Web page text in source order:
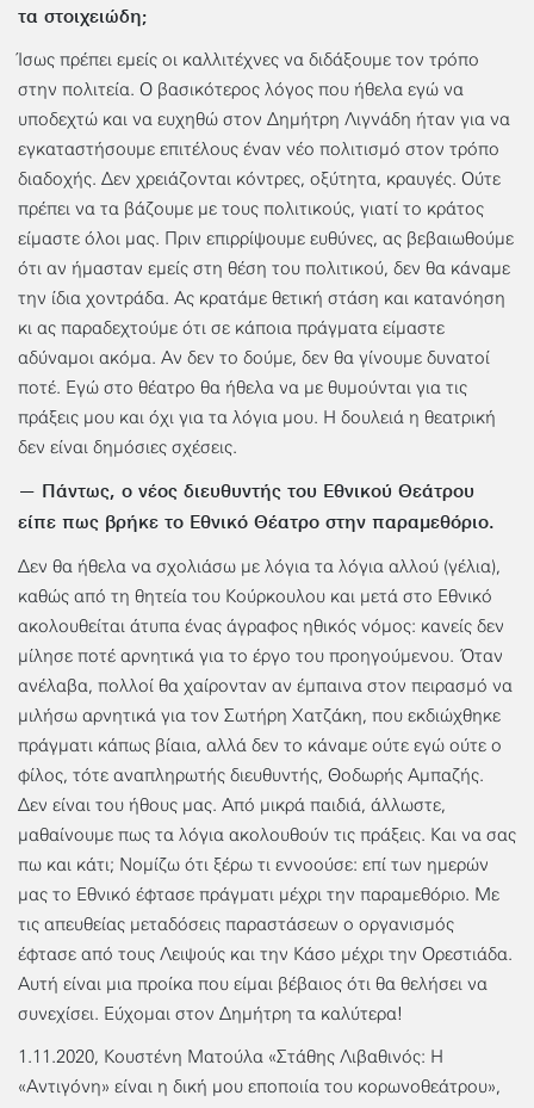
τα στοιχειώδη;
Ίσως πρέπει εμείς οι καλλιτέχνες να διδάξουμε τον τρόπο
στην πολιτεία. Ο βασικότερος λόγος που ήθελα εγώ να
υποδεχτώ και να ευχηθώ στον Δημήτρη Λιγνάδη ήταν για να
εγκαταστήσουμε επιτέλους έναν νέο πολιτισμό στον τρόπο
διαδοχής. Δεν χρειάζονται κόντρες, οξύτητα, κραυγές. Ούτε
πρέπει να τα βάζουμε με τους πολιτικούς, γιατί το κράτος
είμαστε όλοι μας. Πριν επιρρίψουμε ευθύνες, ας βεβαιωθούμε
ότι αν ήμασταν εμείς στη θέση του πολιτικού, δεν θα κάναμε
την ίδια χοντράδα. Ας κρατάμε θετική στάση και κατανόηση
κι ας παραδεχτούμε ότι σε κάποια πράγματα είμαστε
αδύναμοι ακόμα. Αν δεν το δούμε, δεν θα γίνουμε δυνατοί
ποτέ. Εγώ στο θέατρο θα ήθελα να με θυμούνται για τις
πράξεις μου και όχι για τα λόγια μου. Η δουλειά η θεατρική
δεν είναι δημόσιες σχέσεις.
— Πάντως, ο νέος διευθυντής του Εθνικού Θεάτρου
είπε πως βρήκε το Εθνικό Θέατρο στην παραμεθόριο.
Δεν θα ήθελα να σχολιάσω με λόγια τα λόγια αλλού (γέλια),
καθώς από τη θητεία του Κούρκουλου και μετά στο Εθνικό
ακολουθείται άτυπα ένας άγραφος ηθικός νόμος: κανείς δεν
μίλησε ποτέ αρνητικά για το έργο του προηγούμενου. Όταν
ανέλαβα, πολλοί θα χαίρονταν αν έμπαινα στον πειρασμό να
μιλήσω αρνητικά για τον Σωτήρη Χατζάκη, που εκδιώχθηκε
πράγματι κάπως βίαια, αλλά δεν το κάναμε ούτε εγώ ούτε ο
φίλος, τότε αναπληρωτής διευθυντής, Θοδωρής Αμπαζής.
Δεν είναι του ήθους μας. Από μικρά παιδιά, άλλωστε,
μαθαίνουμε πως τα λόγια ακολουθούν τις πράξεις. Και να σας
πω και κάτι; Νομίζω ότι ξέρω τι εννοούσε: επί των ημερών
μας το Εθνικό έφτασε πράγματι μέχρι την παραμεθόριο. Με
τις απευθείας μεταδόσεις παραστάσεων ο οργανισμός
έφτασε από τους Λειψούς και την Κάσο μέχρι την Ορεστιάδα.
Αυτή είναι μια προίκα που είμαι βέβαιος ότι θα θελήσει να
συνεχίσει. Εύχομαι στον Δημήτρη τα καλύτερα!
1.11.2020, Κουστένη Ματούλα «Στάθης Λιβαθινός: Η
«Αντιγόνη» είναι η δική μου εποποιία του κορωνοθεάτρου»,